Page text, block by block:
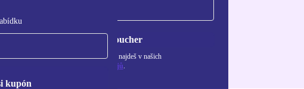
kupón
a
Chci voucher
Informace o použití osobních údajů najdeš v našich
Zásadách ochrany osobních údajů.